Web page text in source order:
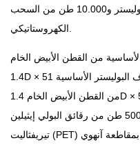
المكونة. 110.000 طن من ألياف البوليستر و10.000 طن من السحب
من القطن الأبيض الخام
الأساسية
متقدم بقدرة إعادة تدوير سنوية تبلغ 50000 طن من رقائق البولي إيثيلين